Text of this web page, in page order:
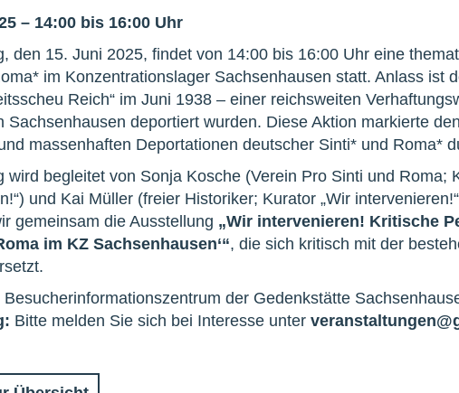
– 14:00 bis 16:00 Uhr
den 15. Juni 2025, findet von 14:00 bis 16:00 Uhr eine
im Konzentrationslager Sachsenhausen statt. Anlass ist
Reich“ im Juni 1938 – einer reichsweiten
Sachsenhausen deportiert wurden. Diese Aktion markierte
massenhaften Deportationen deutscher Sinti* und Roma*
wird begleitet von Sonja Kosche (Verein Pro Sinti und Roma;
und Kai Müller (freier Historiker; Kurator „Wir
gemeinsam die Ausstellung „Wir intervenieren! Kritische
im KZ Sachsenhausen‘“, die sich kritisch mit der
Besucherinformationszentrum der Gedenkstätte
Bitte melden Sie sich bei Interesse unter